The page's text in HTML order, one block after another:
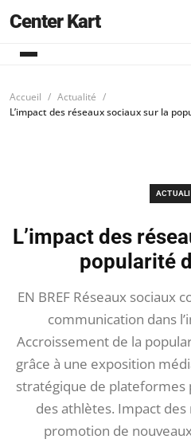
Center Kart
Accueil
Actualité
L’impact des réseaux sociaux sur la
L’impact des
popularité
EN BREF Réseaux sociaux
communication dans
Accroissement de la
grâce à une exposition
stratégique de plateformes
des athlètes. Impact des
promotion de